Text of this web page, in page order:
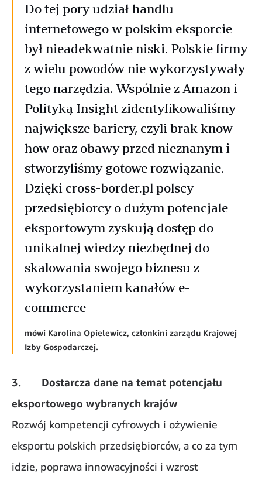
Do tej pory udział handlu
internetowego w polskim eksporcie
był nieadekwatnie niski. Polskie firmy
z wielu powodów nie wykorzystywały
tego narzędzia. Wspólnie z Amazon i
Polityką Insight zidentyfikowaliśmy
największe bariery, czyli brak know-
how oraz obawy przed nieznanym i
stworzyliśmy gotowe rozwiązanie.
Dzięki cross-border.pl polscy
przedsiębiorcy o dużym potencjale
eksportowym zyskują dostęp do
unikalnej wiedzy niezbędnej do
skalowania swojego biznesu z
wykorzystaniem kanałów e-
commerce
mówi Karolina Opielewicz, członkini zarządu Krajowej
Izby Gospodarczej.
3. Dostarcza dane na temat potencjału
eksportowego wybranych krajów
Rozwój kompetencji cyfrowych i ożywienie
eksportu polskich przedsiębiorców, a co za tym
idzie, poprawa innowacyjności i wzrost